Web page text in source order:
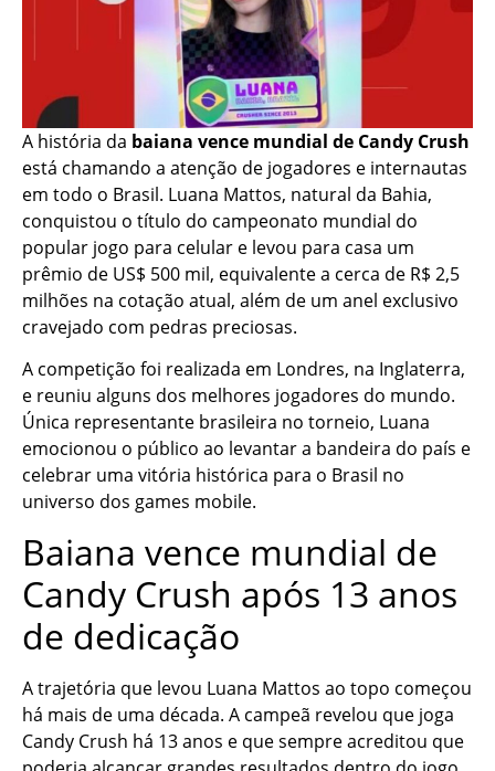
A história da baiana vence mundial de Candy Crush
está chamando a atenção de jogadores e internautas
em todo o Brasil. Luana Mattos, natural da Bahia,
conquistou o título do campeonato mundial do
popular jogo para celular e levou para casa um
prêmio de US$ 500 mil, equivalente a cerca de R$ 2,5
milhões na cotação atual, além de um anel exclusivo
cravejado com pedras preciosas.
A competição foi realizada em Londres, na Inglaterra,
e reuniu alguns dos melhores jogadores do mundo.
Única representante brasileira no torneio, Luana
emocionou o público ao levantar a bandeira do país e
celebrar uma vitória histórica para o Brasil no
universo dos games mobile.
Baiana vence mundial de
Candy Crush após 13 anos
de dedicação
A trajetória que levou Luana Mattos ao topo começou
há mais de uma década. A campeã revelou que joga
Candy Crush há 13 anos e que sempre acreditou que